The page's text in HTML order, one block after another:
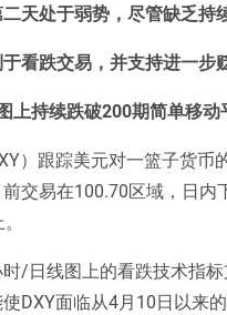
天处于弱势，尽管缺乏持
看跌交易，并支持进一步
上持续跌破200期简单移动
）跟踪美元对一篮子货
交易在100.70区域，日
/日线图上的看跌技术指
DXY面临从4月10日以来